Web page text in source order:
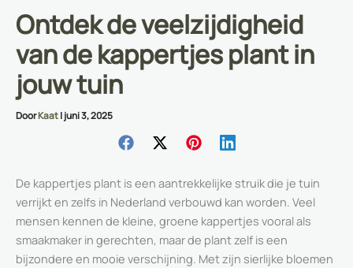
Ontdek de veelzijdigheid
van de kappertjes plant in
jouw tuin
DoorKaat|juni 3, 2025
De kappertjes plant is een aantrekkelijke struik die je tuin
verrijkt en zelfs in Nederland verbouwd kan worden. Veel
mensen kennen de kleine, groene kappertjes vooral als
smaakmaker in gerechten, maar de plant zelf is een
bijzondere en mooie verschijning. Met zijn sierlijke bloemen